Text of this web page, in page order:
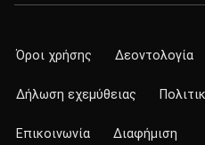
Όροι χρήσης Δεοντολογία
Δήλωση εχεμύθειας
Επικοινωνία Διαφήμιση